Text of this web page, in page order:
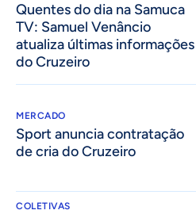
Quentes do dia na Samuca
TV: Samuel Venâncio
atualiza últimas informações
do Cruzeiro
MERCADO
Sport anuncia contratação
de cria do Cruzeiro
COLETIVAS